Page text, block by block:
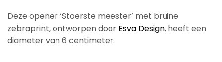
Deze opener ‘Stoerste meester’ met bruine
zebraprint, ontworpen door Esva Design, heeft een
diameter van 6 centimeter.